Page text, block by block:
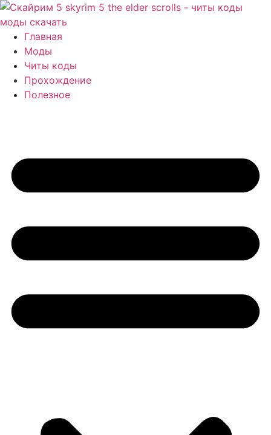
Перейти
к
содержимому
Главная
Моды
Читы коды
Прохождение
Полезное